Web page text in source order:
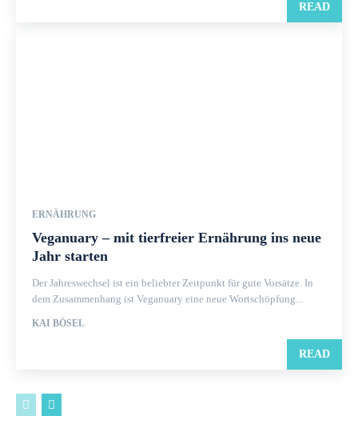
READ
ERNÄHRUNG
Veganuary – mit tierfreier Ernährung ins neue
Jahr starten
Der Jahreswechsel ist ein beliebter Zeitpunkt für gute Vorsätze. In
dem Zusammenhang ist Veganuary eine neue Wortschöpfung...
KAI BÖSEL
READ